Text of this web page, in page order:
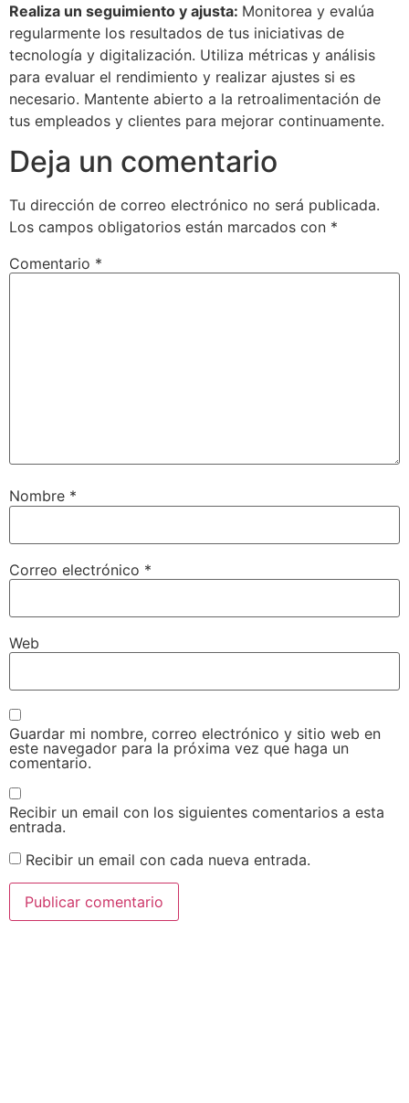
Realiza un seguimiento y ajusta: Monitorea y evalúa
regularmente los resultados de tus iniciativas de
tecnología y digitalización. Utiliza métricas y análisis
para evaluar el rendimiento y realizar ajustes si es
necesario. Mantente abierto a la retroalimentación de
tus empleados y clientes para mejorar continuamente.
Deja un comentario
Tu dirección de correo electrónico no será publicada.
Los campos obligatorios están marcados con *
Comentario *
Nombre *
Correo electrónico *
Web
Guardar mi nombre, correo electrónico y sitio web en
este navegador para la próxima vez que haga un
comentario.
Recibir un email con los siguientes comentarios a esta
entrada.
Recibir un email con cada nueva entrada.